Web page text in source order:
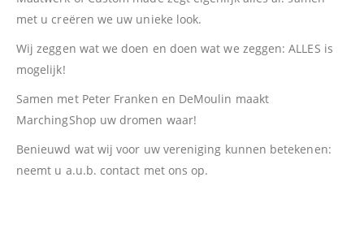
met u creëren we uw unieke look.
Wij zeggen wat we doen en doen wat we zeggen: ALLES is
mogelijk!
Samen met Peter Franken en DeMoulin maakt
MarchingShop uw dromen waar!
Benieuwd wat wij voor uw vereniging kunnen betekenen:
neemt u a.u.b. contact met ons op.